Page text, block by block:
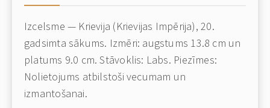
Izcelsme — Krievija (Krievijas Impērija), 20.
gadsimta sākums. Izmēri: augstums 13.8 cm un
platums 9.0 cm. Stāvoklis: Labs. Piezīmes:
Nolietojums atbilstoši vecumam un
izmantošanai.